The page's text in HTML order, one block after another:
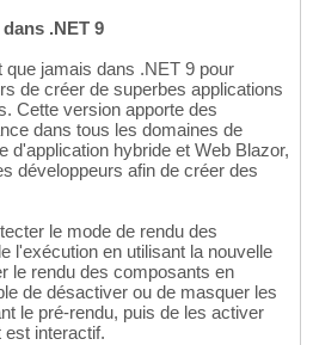
.NET 9
jamais dans .NET 9 pour
de créer de superbes applications
Cette version apporte des
dans tous les domaines de
d'application hybride et Web Blazor,
développeurs afin de créer des
le mode de rendu des
l'exécution en utilisant la nouvelle
le rendu des composants en
de désactiver ou de masquer les
le pré-rendu, puis de les activer
est interactif.